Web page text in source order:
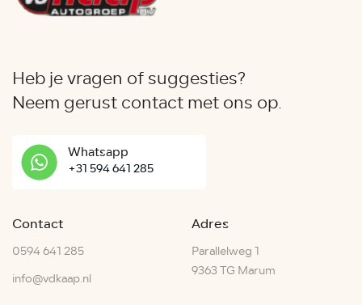
Heb je vragen of suggesties?
Neem gerust contact met ons op.
Whatsapp
+31 594 641 285
Contact
0594 641 285
info@vdkaap.nl
Adres
Parallelweg 1
9363 TG Marum